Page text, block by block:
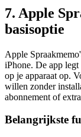
7. Apple
basisoptie
Apple
iPhone. De app legt
op je apparaat op.
willen zonder
abonnement of
Belangrijkste